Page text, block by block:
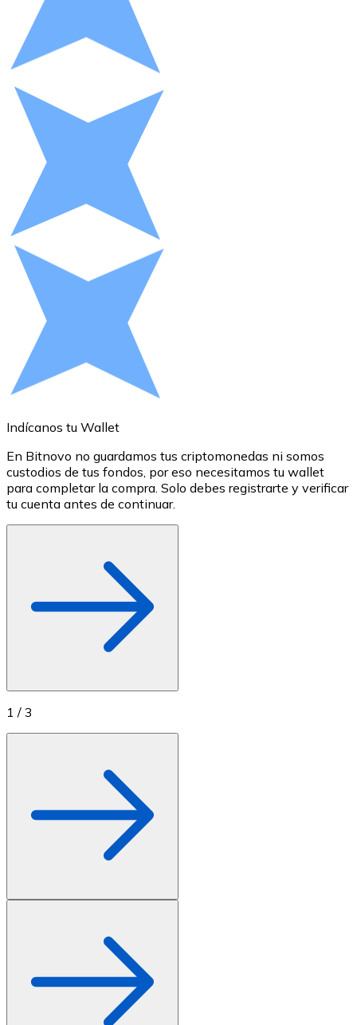
XRP
Efectivo
Compra criptomonedas con efectivo en tu tienda más
Comprar con efectivo
Transferencia SEPA
Añade fondos a tu cuenta Bitnovo o realiza compras
Comprar con Transferencia
Tarjeta de crédito / débito
Utiliza tarjetas Visa y Mastercard para comprar
Tienda - Tarjetas regalo
Nuevo
Compra tarjetas regalo de tus marcas favoritas con
Ir a la tienda de tarjetas regalo
Indícanos tu Wallet
En Bitnovo no guardamos tus criptomonedas ni somos
custodios de tus fondos, por eso necesitamos tu wallet
para completar la compra. Solo debes registrarte y verificar
tu cuenta antes de continuar.
1 / 3